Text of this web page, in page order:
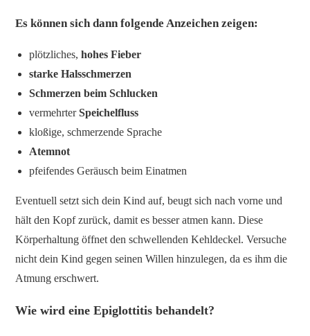
Es können sich dann folgende Anzeichen zeigen:
plötzliches,hohes Fieber
starke Halsschmerzen
Schmerzen beim Schlucken
vermehrterSpeichelfluss
kloßige, schmerzende Sprache
Atemnot
pfeifendes Geräusch beim Einatmen
Eventuell setzt sich dein Kind auf, beugt sich nach vorne und
hält den Kopf zurück, damit es besser atmen kann. Diese
Körperhaltung öffnet den schwellenden Kehldeckel. Versuche
nicht dein Kind gegen seinen Willen hinzulegen, da es ihm die
Atmung erschwert.
Wie wird eine Epiglottitis behandelt?